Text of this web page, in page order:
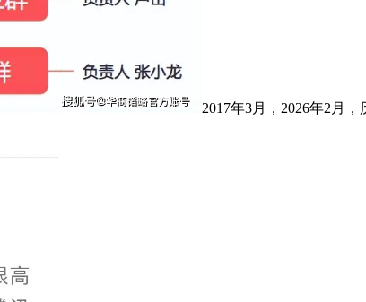
2017年3月，2026年2月